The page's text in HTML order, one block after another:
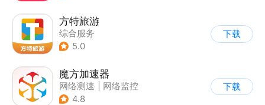
方特旅游
综合服务
5.0
下载
魔方加速器
网络测速
网络监控
4.8
下载